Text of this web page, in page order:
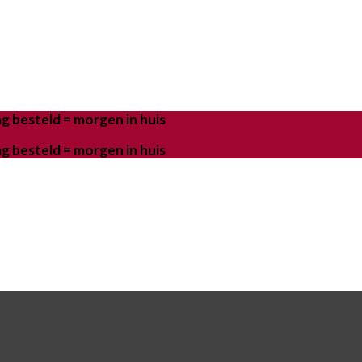
besteld = morgen in huis
besteld = morgen in huis